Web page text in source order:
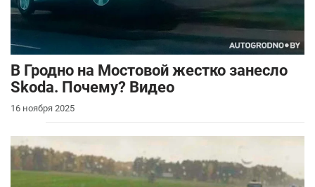
В Гродно на Мостовой жестко занесло
Skoda. Почему? Видео
16 ноября 2025